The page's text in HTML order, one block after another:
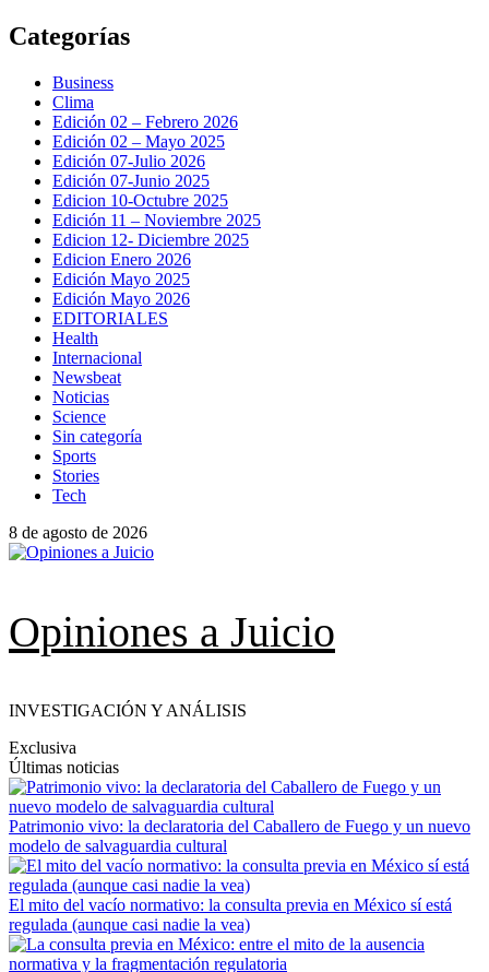
Saltar
al
Categorías
Business
Clima
Edición 02 – Febrero 2026
Edición 02 – Mayo 2025
Edición 07-Julio 2026
Edición 07-Junio 2025
Edicion 10-Octubre 2025
Edición 11 – Noviembre 2025
Edicion 12- Diciembre 2025
Edicion Enero 2026
Edición Mayo 2025
Edición Mayo 2026
EDITORIALES
Health
Internacional
Newsbeat
Noticias
Science
Sin categoría
Sports
Stories
Tech
8 de agosto de 2026
Opiniones a Juicio
INVESTIGACIÓN Y ANÁLISIS
Exclusiva
Últimas noticias
Patrimonio vivo: la declaratoria del Caballero de Fuego y un nuevo
modelo de salvaguardia cultural
El mito del vacío normativo: la consulta previa en México sí está
regulada (aunque casi nadie la vea)